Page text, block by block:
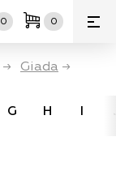
0 0
→ Giada →
G H I